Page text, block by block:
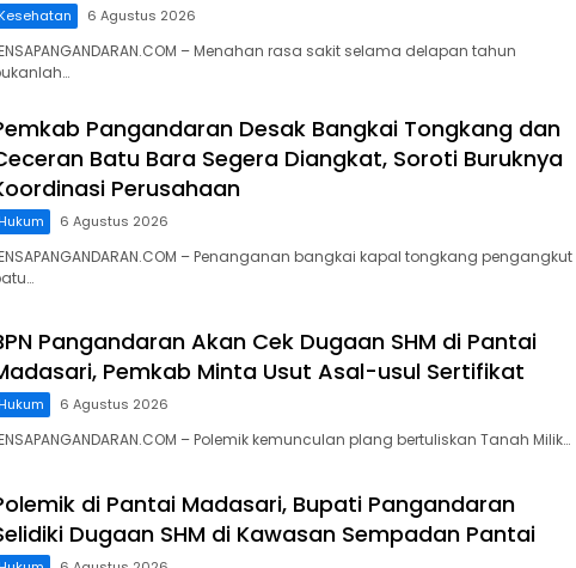
Kesehatan 6 Agustus 2026
– Menahan rasa sakit selama delapan tahun
Pangandaran Desak Bangkai Tongkang dan
Batu Bara Segera Diangkat, Soroti Buruknya
Perusahaan
Hukum 6 Agustus 2026
– Penanganan bangkai kapal tongkang pengangkut
Pangandaran Akan Cek Dugaan SHM di Pantai
Pemkab Minta Usut Asal-usul Sertifikat
Hukum 6 Agustus 2026
– ‎Polemik kemunculan plang bertuliskan Tanah Milik…
di Pantai Madasari, Bupati Pangandaran
Dugaan SHM di Kawasan Sempadan Pantai